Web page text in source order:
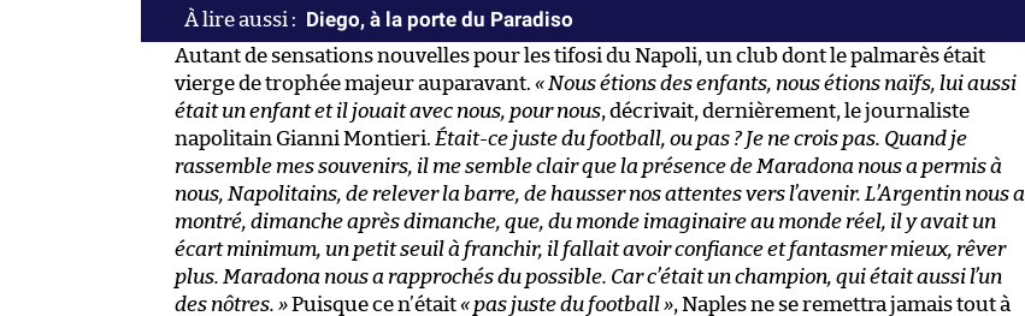
Diego, à la porte du Paradiso
Autant de sensations nouvelles pour les tifosi du Napoli, un club dont le palmarès était
vierge de trophée majeur auparavant. « Nous étions des enfants, nous étions naïfs, lui aussi
était un enfant et il jouait avec nous, pour nous, décrivait, dernièrement, le journaliste
napolitain Gianni Montieri. Était-ce juste du football, ou pas ? Je ne crois pas. Quand je
rassemble mes souvenirs, il me semble clair que la présence de Maradona nous a permis à
nous, Napolitains, de relever la barre, de hausser nos attentes vers l’avenir. L’Argentin nous a
montré, dimanche après dimanche, que, du monde imaginaire au monde réel, il y avait un
écart minimum, un petit seuil à franchir, il fallait avoir confiance et fantasmer mieux, rêver
plus. Maradona nous a rapprochés du possible. Car c’était un champion, qui était aussi l’un
des nôtres. »Puisque ce n’était« pas juste du football », Naples ne se remettra jamais tout à